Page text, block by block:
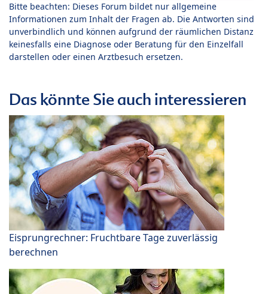
Bitte beachten: Dieses Forum bildet nur allgemeine
Informationen zum Inhalt der Fragen ab. Die Antworten sind
unverbindlich und können aufgrund der räumlichen Distanz
keinesfalls eine Diagnose oder Beratung für den Einzelfall
darstellen oder einen Arztbesuch ersetzen.
Das könnte Sie auch interessieren
Eisprungrechner: Fruchtbare Tage zuverlässig
berechnen